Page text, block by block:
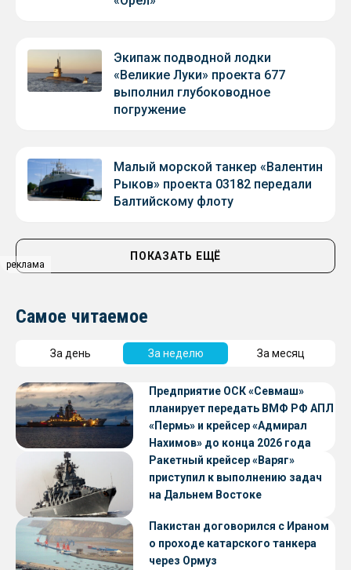
реклама
Экипаж подводной лодки
«Великие Луки» проекта 677
выполнил глубоководное
погружение
Малый морской танкер «Валентин
Рыков» проекта 03182 передали
Балтийскому флоту
ПОКАЗАТЬ ЕЩЁ
Самое читаемое
За день За неделю За месяц
Предприятие ОСК «Севмаш»
планирует передать ВМФ РФ АПЛ
«Пермь» и крейсер «Адмирал
Нахимов» до конца 2026 года
Ракетный крейсер «Варяг»
приступил к выполнению задач
на Дальнем Востоке
Пакистан договорился с Ираном
о проходе катарского танкера
через Ормуз